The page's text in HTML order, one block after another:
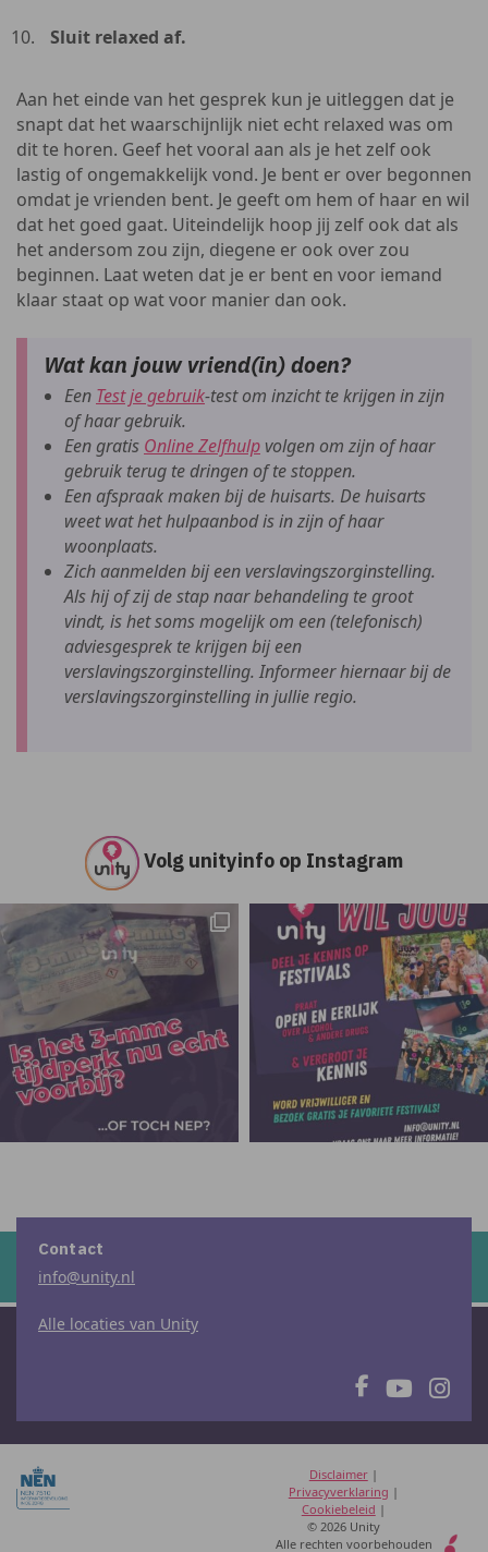
Sluit relaxed af.
Aan het einde van het gesprek kun je uitleggen dat je
snapt dat het waarschijnlijk niet echt relaxed was om
dit te horen. Geef het vooral aan als je het zelf ook
lastig of ongemakkelijk vond. Je bent er over begonnen
omdat je vrienden bent. Je geeft om hem of haar en wil
dat het goed gaat. Uiteindelijk hoop jij zelf ook dat als
het andersom zou zijn, diegene er ook over zou
beginnen. Laat weten dat je er bent en voor iemand
klaar staat op wat voor manier dan ook.
Wat kan jouw vriend(in) doen?
Een Test je gebruik-test om inzicht te krijgen in zijn
of haar gebruik.
Een gratis Online Zelfhulp volgen om zijn of haar
gebruik terug te dringen of te stoppen.
Een afspraak maken bij de huisarts. De huisarts
weet wat het hulpaanbod is in zijn of haar
woonplaats.
Zich aanmelden bij een verslavingszorginstelling.
Als hij of zij de stap naar behandeling te groot
vindt, is het soms mogelijk om een (telefonisch)
adviesgesprek te krijgen bij een
verslavingszorginstelling. Informeer hiernaar bij de
verslavingszorginstelling in jullie regio.
Volg unityinfo op Instagram
Contact
info@unity.nl
Alle locaties van Unity
Disclaimer|
Privacyverklaring |
Cookiebeleid |
© 2026 Unity
Alle rechten voorbehouden